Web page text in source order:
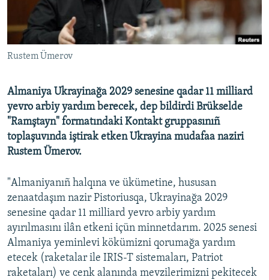
Русский
Українською
QOŞULIÑIZ!
RFE/RS bütün saytları
Rustem Ümerov
Almaniya Ukrayinağa 2029 senesine qadar 11 milliard
yevro arbiy yardım berecek, dep bildirdi Brükselde
"Ramştayn" formatındaki Kontakt gruppasınıñ
toplaşuvında iştirak etken Ukrayina mudafaa naziri
Rustem Ümerov.
"Almaniyanıñ halqına ve ükümetine, hususan
zenaatdaşım nazir Pistoriusqa, Ukrayinağa 2029
senesine qadar 11 milliard yevro arbiy yardım
ayırılmasını ilân etkeni içün minnetdarım. 2025 senesi
Almaniya yeminlevi kökümizni qorumağa yardım
etecek (raketalar ile IRIS-T sistemaları, Patriot
raketaları) ve cenk alanında mevzilerimizni pekitecek